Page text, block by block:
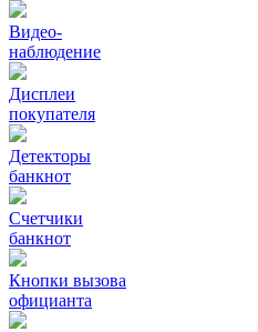
Видео‑
наблюдение
Дисплеи
покупателя
Детекторы
банкнот
Счетчики
банкнот
Кнопки вызова
официанта